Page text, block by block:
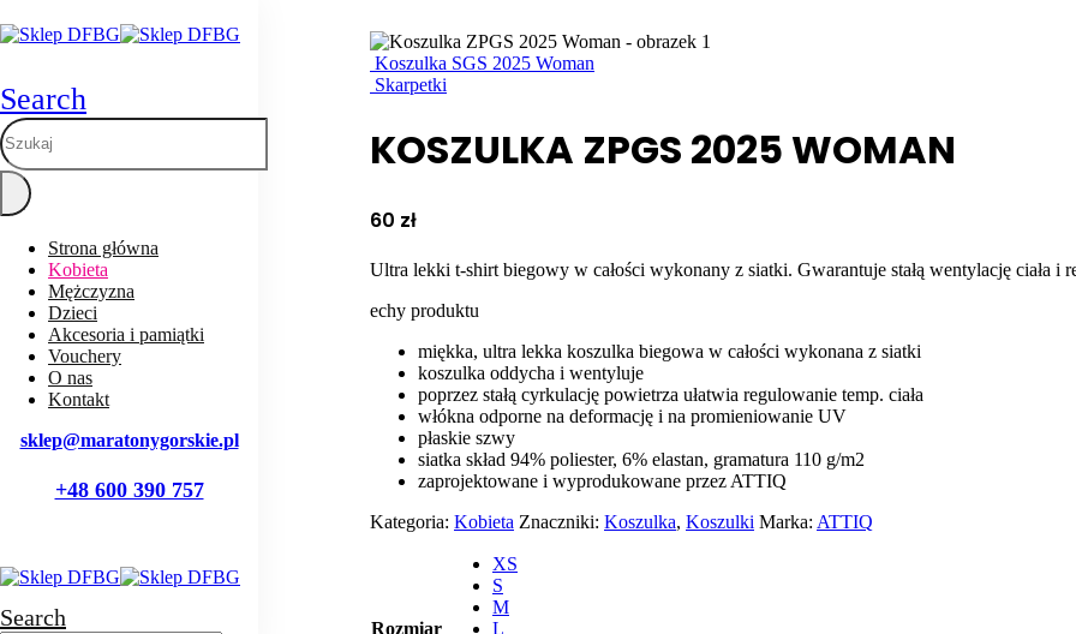
Search
Strona główna
Kobieta
Mężczyzna
Dzieci
Akcesoria i pamiątki
Vouchery
O nas
Kontakt
sklep@maratonygorskie.pl
+48 600 390 757
Search
Koszulka SGS 2025 Woman
Skarpetki
KOSZULKA ZPGS 2025 WOMAN
60 zł
Ultra lekki t-shirt biegowy w całości wykonany z siatki. Gwarantuje stałą wentylację ciała i
echy produktu
miękka, ultra lekka koszulka biegowa w całości wykonana z siatki
koszulka oddycha i wentyluje
poprzez stałą cyrkulację powietrza ułatwia regulowanie temp. ciała
włókna odporne na deformację i na promieniowanie UV
płaskie szwy
siatka skład 94% poliester, 6% elastan, gramatura 110 g/m2
zaprojektowane i wyprodukowane przez ATTIQ
Kategoria: Kobieta Znaczniki: Koszulka, Koszulki Marka: ATTIQ
Rozmiar
XS
S
M
L